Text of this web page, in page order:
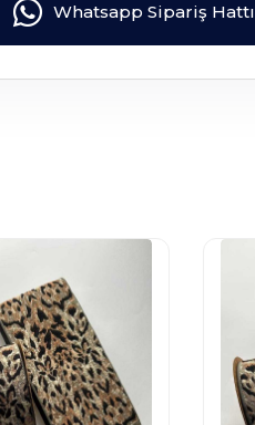
Whatsapp Sipariş Hattı